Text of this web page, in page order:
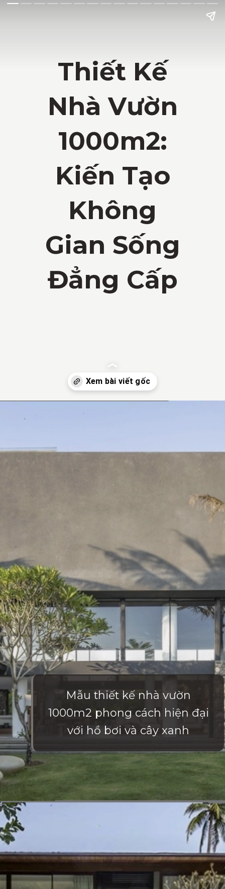
Thiết Kế
Nhà Vườn
1000m2:
Kiến Tạo
Không
Gian Sống
Đẳng Cấp
Đang mở
Mẫu thiết kế nhà vườn
1000m2 phong cách hiện đại
với hồ bơi và cây xanh
https://vietnamxua.edu.vn/thiet-ke-nha-vuon-1000m2